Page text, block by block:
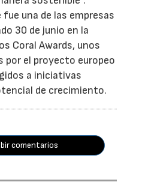
una de las empresas
30 de junio en la
Coral Awards, unos
por el proyecto europeo
a iniciativas
de crecimiento.
comentarios